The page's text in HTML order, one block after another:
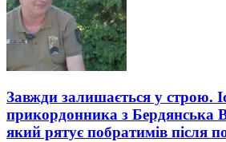
Завжди залишається у строю.
прикордонника з Бердянська
який рятує побратимів після